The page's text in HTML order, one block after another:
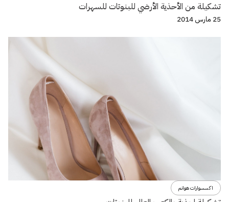
تشكيلة من الأحذية الأرضي للبنوتات للسهرات
25 مارس 2014
اكسسوارات هوانم